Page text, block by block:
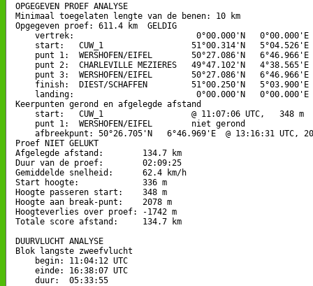
OPGEGEVEN PROEF ANALYSE
Minimaal toegelaten lengte van de benen: 10 km
Opgegeven proef: 611.4 km  GELDIG
    vertrek:                         0°00.000'N   0°00.000'E
    start:   CUW_1                  51°00.314'N   5°04.526'E
punt 1:  WERSHOFEN/EIFEL        50°27.086'N   6°46.966'E
punt 2:  CHARLEVILLE MEZIERES   49°47.102'N   4°38.565'E
punt 3:  WERSHOFEN/EIFEL        50°27.086'N   6°46.966'E
finish:  DIEST/SCHAFFEN         51°00.250'N   5°03.900'E
    landing:                         0°00.000'N   0°00.000'E
Keerpunten gerond en afgelegde afstand
    start:   CUW_1                  @ 11:07:06 UTC,   348 m
    punt 1:  WERSHOFEN/EIFEL        niet gerond
afbreekpunt: 50°26.705'N   6°46.969'E  @ 13:16:31 UTC,
Proef NIET GELUKT
Afgelegde afstand:        134.7 km
Duur van de proef:        02:09:25
Gemiddelde snelheid:      62.4 km/h
Start hoogte:             336 m
Hoogte passeren start:    348 m
Hoogte aan break-punt:    2078 m
Hoogteverlies over proef: -1742 m
Totale score afstand:     134.7 km
DUURVLUCHT ANALYSE
Blok langste zweefvlucht
    begin: 11:04:12 UTC
    einde: 16:38:07 UTC
    duur:  05:33:55